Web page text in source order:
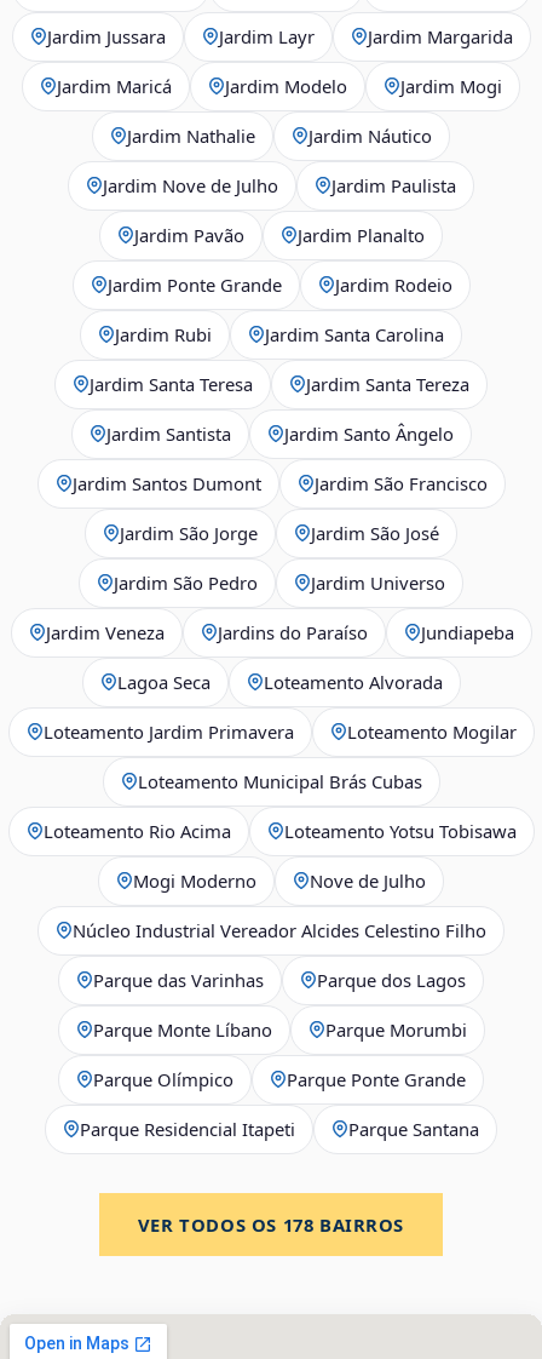
Jardim Jussara Jardim Layr Jardim Margarida
Jardim Maricá Jardim Modelo Jardim Mogi
Jardim Nathalie Jardim Náutico
Jardim Nove de Julho Jardim Paulista
Jardim Pavão Jardim Planalto
Jardim Ponte Grande Jardim Rodeio
Jardim Rubi Jardim Santa Carolina
Jardim Santa Teresa Jardim Santa Tereza
Jardim Santista Jardim Santo Ângelo
Jardim Santos Dumont Jardim São Francisco
Jardim São Jorge Jardim São José
Jardim São Pedro Jardim Universo
Jardim Veneza Jardins do Paraíso Jundiapeba
Lagoa Seca Loteamento Alvorada
Loteamento Jardim Primavera Loteamento Mogilar
Loteamento Municipal Brás Cubas
Loteamento Rio Acima Loteamento Yotsu Tobisawa
Mogi Moderno Nove de Julho
Núcleo Industrial Vereador Alcides Celestino Filho
Parque das Varinhas Parque dos Lagos
Parque Monte Líbano Parque Morumbi
Parque Olímpico Parque Ponte Grande
Parque Residencial Itapeti Parque Santana
VER TODOS OS 178 BAIRROS